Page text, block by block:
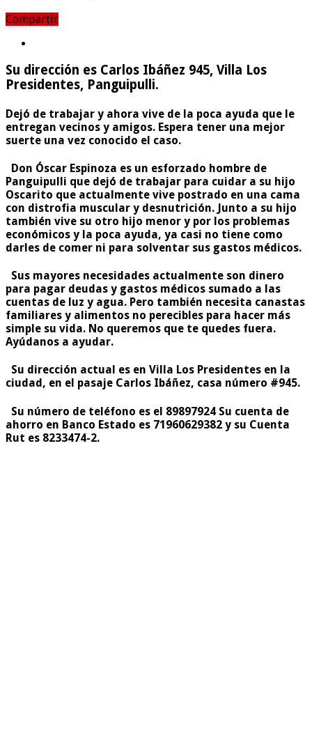
Compartir
Su dirección es Carlos Ibáñez 945, Villa Los
Presidentes, Panguipulli.
Dejó de trabajar y ahora vive de la poca ayuda que le
entregan vecinos y amigos. Espera tener una mejor
suerte una vez conocido el caso.
Don Óscar Espinoza es un esforzado hombre de
Panguipulli que dejó de trabajar para cuidar a su hijo
Oscarito que actualmente vive postrado en una cama
con distrofia muscular y desnutrición. Junto a su hijo
también vive su otro hijo menor y por los problemas
económicos y la poca ayuda, ya casi no tiene como
darles de comer ni para solventar sus gastos médicos.
Sus mayores necesidades actualmente son dinero
para pagar deudas y gastos médicos sumado a las
cuentas de luz y agua. Pero también necesita canastas
familiares y alimentos no perecibles para hacer más
simple su vida. No queremos que te quedes fuera.
Ayúdanos a ayudar.
Su dirección actual es en Villa Los Presidentes en la
ciudad, en el pasaje Carlos Ibáñez, casa número #945.
Su número de teléfono es el 89897924 Su cuenta de
ahorro en Banco Estado es 71960629382 y su Cuenta
Rut es 8233474-2.